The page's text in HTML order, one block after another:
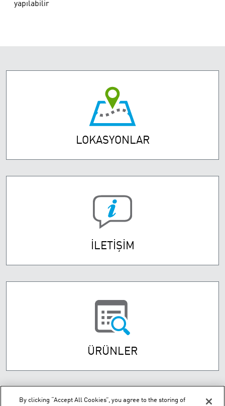
yapılabilir
LOKASYONLAR
İLETİŞİM
ÜRÜNLER
By clicking “Accept All Cookies”, you agree to the storing of